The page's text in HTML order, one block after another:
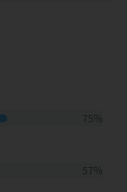
75%
57%